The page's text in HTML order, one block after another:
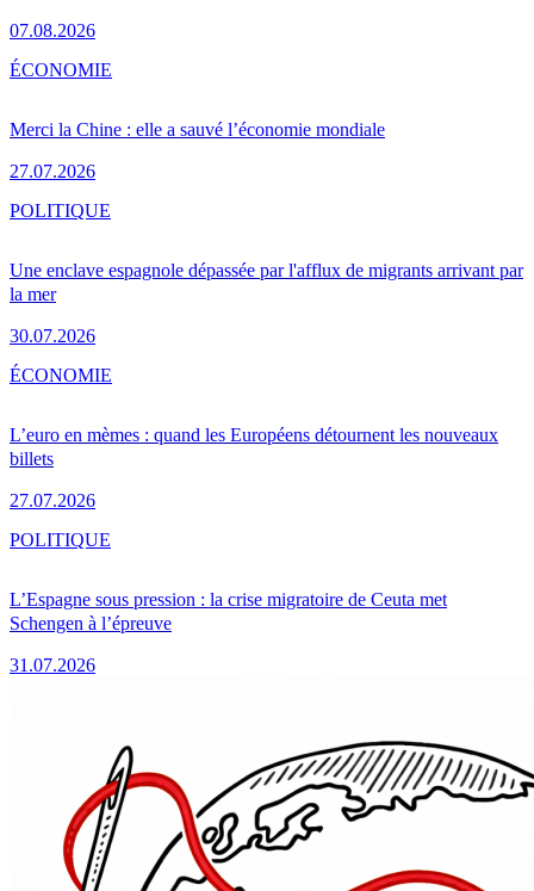
07.08.2026
Merci la Chine : elle a sauvé l’économie mondiale
27.07.2026
ÉCONOMIE
Une enclave espagnole dépassée par l'afflux de migrants arrivant par
la mer
30.07.2026
POLITIQUE
L’euro en mèmes : quand les Européens détournent les nouveaux
billets
27.07.2026
ÉCONOMIE
L’Espagne sous pression : la crise migratoire de Ceuta met
Schengen à l’épreuve
31.07.2026
POLITIQUE